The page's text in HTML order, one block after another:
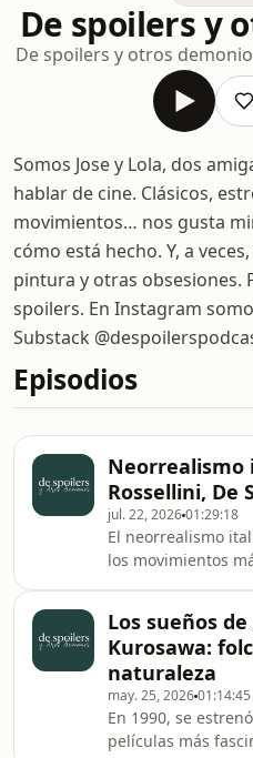
De spoilers y
De spoilers y otros
Somos Jose y Lola, dos
hablar de cine. Clásicos,
movimientos… nos gusta
cómo está hecho. Y, a
pintura y otras obsesiones.
spoilers. En Instagram
Substack
Episodios
Neorrealismo
Rossellini, De
jul. 22, 202601:29:18
El neorrealismo
los movimientos
transformando
de contar historias
este episodio,
movimiento a
de sus máximos
ciudad abierta de
Los sueños
Kurosawa:
naturaleza
may. 25, 202601:14:45
En 1990, se
películas más